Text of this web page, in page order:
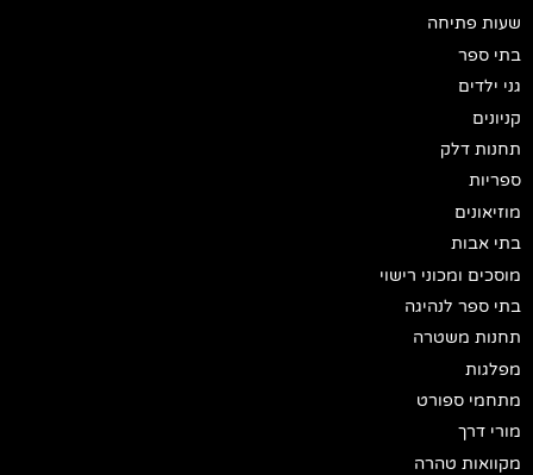
שעות פתיחה
בתי ספר
גני ילדים
קניונים
תחנות דלק
ספריות
מוזיאונים
בתי אבות
מוסכים ומכוני רישוי
בתי ספר לנהיגה
תחנות משטרה
מפלגות
מתחמי ספורט
מורי דרך
מקוואות טהרה